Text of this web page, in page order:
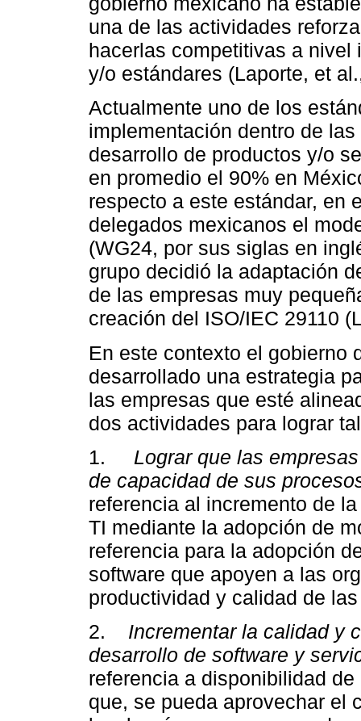
una de las actividades
hacerlas competitivas a
y/o estándares (Laporte, et
Actualmente uno de los
implementación dentro de
desarrollo de productos y/o
en promedio el 90% en
respecto a este estándar, en
delegados mexicanos el
(WG24, por sus siglas en
grupo decidió la adaptación
de las empresas muy
creación del ISO/IEC 29110
En este contexto el gobierno
desarrollado una estrategia
las empresas que esté
dos actividades para lograr
1. Lograr que las
de capacidad de sus
referencia al incremento de
TI mediante la adopción de
referencia para la adopción
software que apoyen a las
productividad y calidad de
2. Incrementar la calidad y
desarrollo de software y
referencia a disponibilidad
que, se pueda aprovechar el